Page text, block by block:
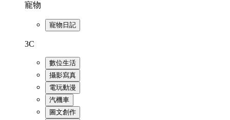
寵物
寵物日記
3C
數位生活
攝影寫真
電玩動漫
汽機車
圖文創作